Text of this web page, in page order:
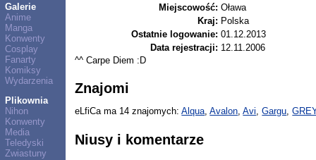
Galerie
Anime
Manga
Konwenty
Cosplay
Fanarty
Komiksy
Wydarzenia
Plikownia
Nihon
Konwenty
Media
Teledyski
Zwiastuny
Miejscowość: Oława
Kraj: Polska
Ostatnie logowanie: 01.12.2013
Data rejestracji: 12.11.2006
^^ Carpe Diem :D
Znajomi
eLfiCa ma 14 znajomych:Alqua,Avalon,Avi,Gargu,
Niusy i komentarze